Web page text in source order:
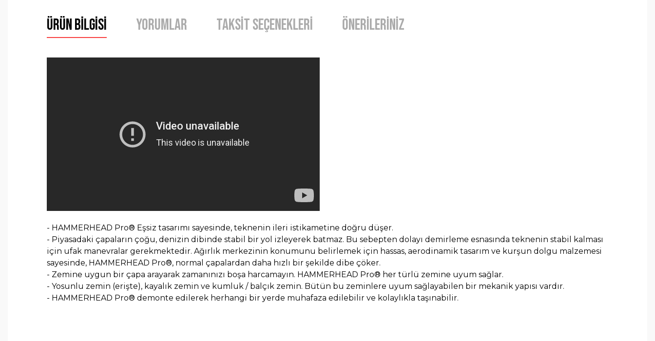
Ürün Bilgisi Yorumlar Taksit Seçenekleri Önerileriniz
- HAMMERHEAD Pro® Eşsiz tasarımı sayesinde, teknenin ileri istikametine doğru düşer.
- Piyasadaki çapaların çoğu, denizin dibinde stabil bir yol izleyerek batmaz. Bu sebepten dolayı demirleme esnasında teknenin stabil kalması
için ufak manevralar gerekmektedir. Ağırlık merkezinin konumunu belirlemek için hassas, aerodinamik tasarım ve kurşun dolgu malzemesi
sayesinde, HAMMERHEAD Pro®, normal çapalardan daha hızlı bir şekilde dibe çöker.
- Zemine uygun bir çapa arayarak zamanınızı boşa harcamayın. HAMMERHEAD Pro® her türlü zemine uyum sağlar.
- Yosunlu zemin (erişte), kayalık zemin ve kumluk / balçık zemin. Bütün bu zeminlere uyum sağlayabilen bir mekanik yapısı vardır.
- HAMMERHEAD Pro® demonte edilerek herhangi bir yerde muhafaza edilebilir ve kolaylıkla taşınabilir.